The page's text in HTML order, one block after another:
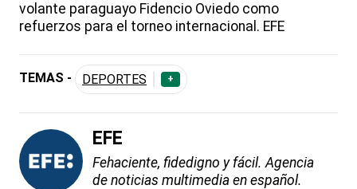
volante paraguayo Fidencio Oviedo como
refuerzos para el torneo internacional. EFE
TEMAS - DEPORTES +
EFE
Fehaciente, fidedigno y fácil. Agencia
de noticias multimedia en español.